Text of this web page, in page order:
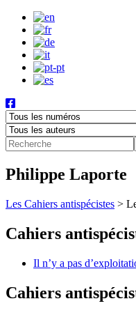
Philippe Laporte
Les Cahiers antispécistes >
Cahiers
Il n’y a pas
Cahiers